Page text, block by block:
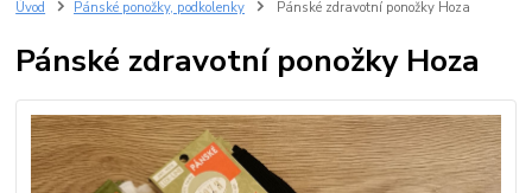
Úvod Pánské ponožky, podkolenky Pánské zdravotní ponožky Hoza
Pánské zdravotní ponožky Hoza